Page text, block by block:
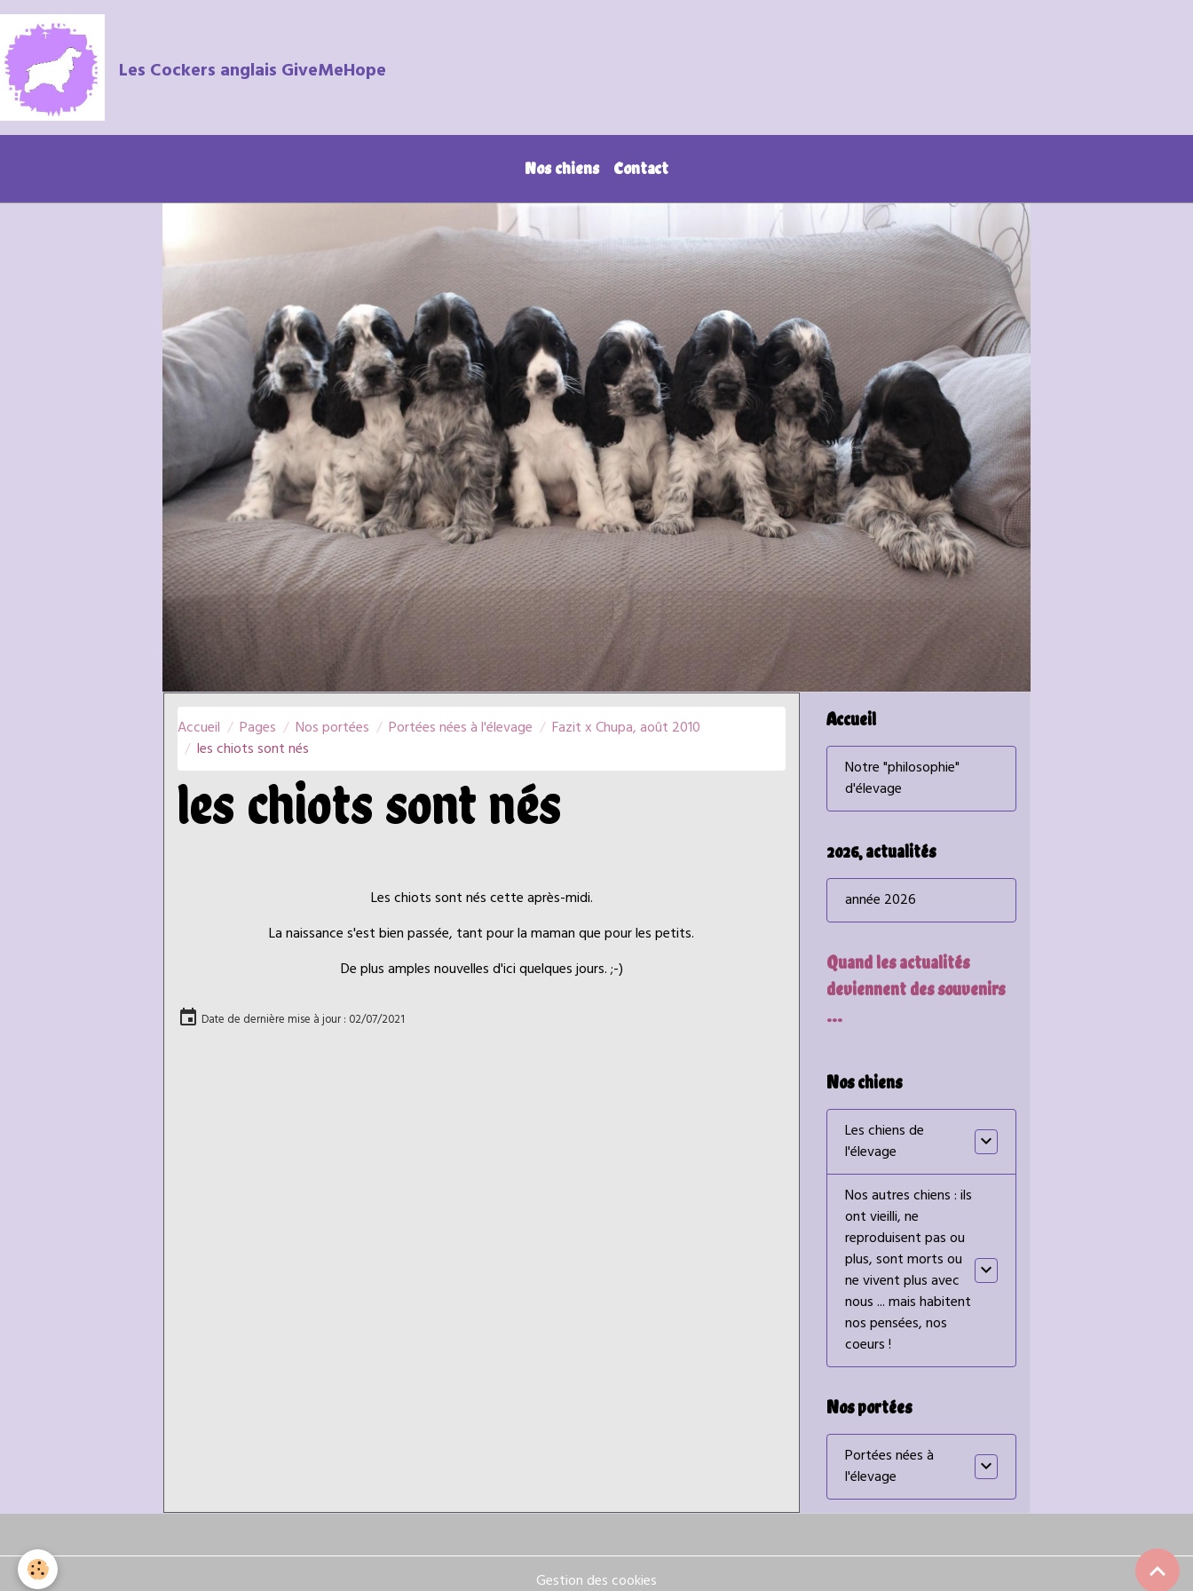
Les Cockers anglais GiveMeHope
Nos chiens Contact
Accueil Pages Nos portées Portées nées à l'élevage
Fazit x Chupa, août 2010
les chiots sont nés
les chiots sont nés
Les chiots sont nés cette après-midi.
La naissance s'est bien passée, tant pour la maman que pour les petits.
De plus amples nouvelles d'ici quelques jours. ;-)
Date de dernière mise à jour : 02/07/2021
Accueil
Notre "philosophie"
d'élevage
2026, actualités
année 2026
Quand les actualités
deviennent des souvenirs
...
Nos chiens
Les chiens de
l'élevage
Nos autres chiens : ils
ont vieilli, ne
reproduisent pas ou
plus, sont morts ou
ne vivent plus avec
nous ... mais habitent
nos pensées, nos
coeurs !
Nos portées
Portées nées à
l'élevage
Gestion des cookies